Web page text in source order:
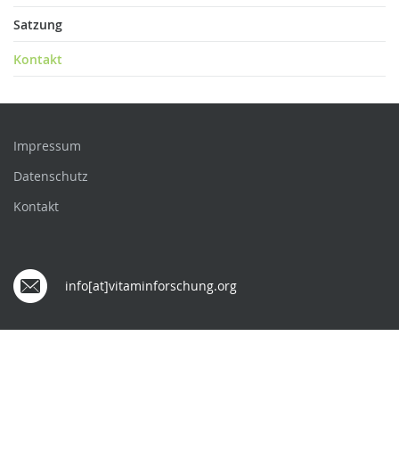
Satzung
Kontakt
Impressum
Datenschutz
Kontakt
info[at]vitaminforschung.org